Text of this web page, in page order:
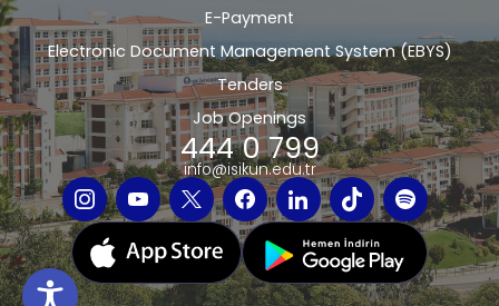
E-Payment
Electronic Document Management System (EBYS)
Tenders
Job Openings
444 0 799
info@isikun.edu.tr